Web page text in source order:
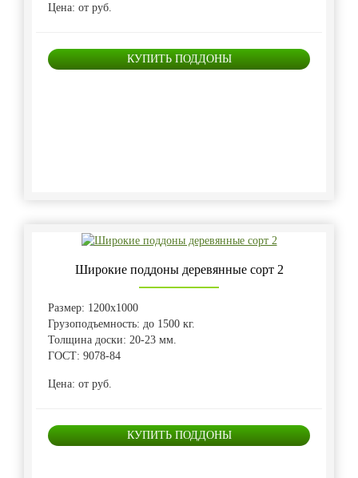
Цена: от руб.
КУПИТЬ ПОДДОНЫ
Широкие поддоны деревянные сорт 2
Размер: 1200х1000
Грузоподъемность: до 1500 кг.
Толщина доски: 20-23 мм.
ГОСТ: 9078-84
Цена: от руб.
КУПИТЬ ПОДДОНЫ